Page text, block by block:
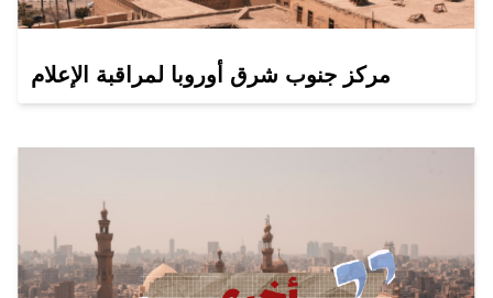
مركز جنوب شرق أوروبا لمراقبة الإعلام